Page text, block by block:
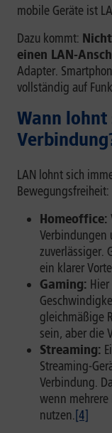
mobile Geräte ist
Dazu kommt:
einen LAN-
Adapter.
vollständig auf
Wann lohnt
LAN lohnt sich
Bewegungsfreiheit:
Homeoffice:
Verbindungen
zuverlässiger.
ein klarer
Gaming:
gleichmäßige
sein, aber die
Streaming:
Streaming-
Verbindung.
wenn
nutzen.[4]